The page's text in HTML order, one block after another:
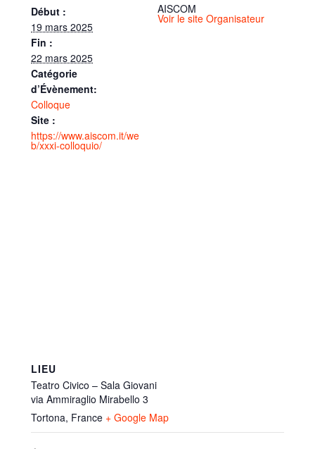
Début :
19 mars 2025
Fin :
22 mars 2025
Catégorie
d’Évènement:
Colloque
Site :
https://www.aiscom.it/we
b/xxxi-colloquio/
AISCOM
Voir le site Organisateur
LIEU
Teatro Civico – Sala Giovani
via Ammiraglio Mirabello 3
Tortona, France + Google Map